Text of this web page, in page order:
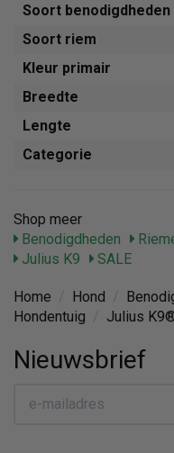
Soort benodigdheden
Soort riem
Kleur primair
Breedte
Lengte
Categorie
Shop meer
Benodigdheden
Julius K9
SALE
Home Hond
Hondentuig
Julius
Nieuwsbrief